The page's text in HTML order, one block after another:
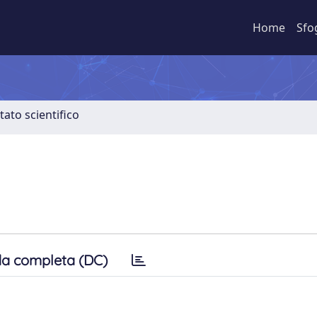
Home
scientifico
completa (DC)